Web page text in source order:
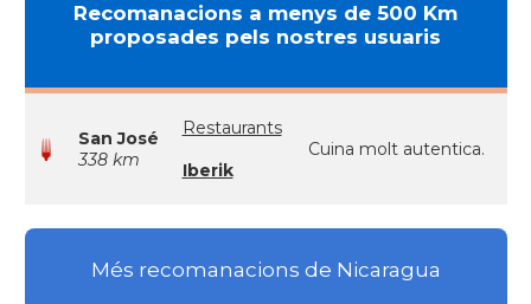
Recomanacions a menys de 500 Km
proposades pels nostres usuaris
San José
338 km
Restaurants
Iberik
Cuina molt autentica.
Més recomanacions de Nicaragua